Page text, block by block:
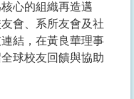
心的組織再造邁
會、系所友會及社
結，在黃良華理事
球校友回饋與協助